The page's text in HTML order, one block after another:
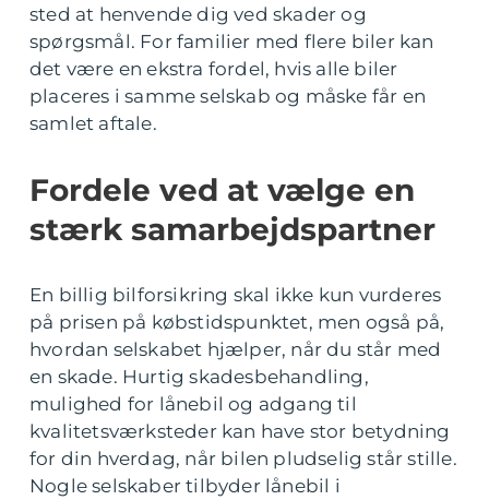
sted at henvende dig ved skader og
spørgsmål. For familier med flere biler kan
det være en ekstra fordel, hvis alle biler
placeres i samme selskab og måske får en
samlet aftale.
Fordele ved at vælge en
stærk samarbejdspartner
En billig bilforsikring skal ikke kun vurderes
på prisen på købstidspunktet, men også på,
hvordan selskabet hjælper, når du står med
en skade. Hurtig skadesbehandling,
mulighed for lånebil og adgang til
kvalitetsværksteder kan have stor betydning
for din hverdag, når bilen pludselig står stille.
Nogle selskaber tilbyder lånebil i